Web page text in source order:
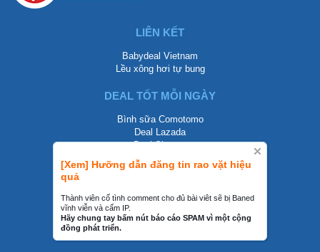
[Xem] Hưỡng dẫn đăng tin rao vặt hiệu
quả
Thành viên cố tình comment cho đủ bài viêt sẽ bị Baned
vĩnh viễn và cấm IP.
Hãy chung tay bấm nút báo cáo SPAM vì một cộng
đồng phát triển.
LIÊN KẾT
Babydeal Vietnam
Lều xông hơi tự bung
DEAL TỐT MỖI NGÀY
Bình sữa Comotomo
Deal Lazada
Deal Shopee
LIÊN HỆ
0858002468
contact@mraovat.vn